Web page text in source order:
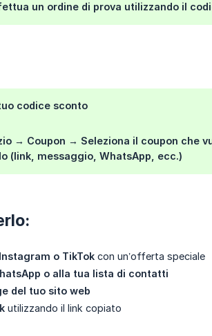
un ordine di prova utilizzando il
codice sconto
→ Coupon → Seleziona il coupon che
(link, messaggio, WhatsApp, ecc.)
o TikTok con un’offerta speciale
o alla tua lista di contatti
del tuo sito web
utilizzando il link copiato